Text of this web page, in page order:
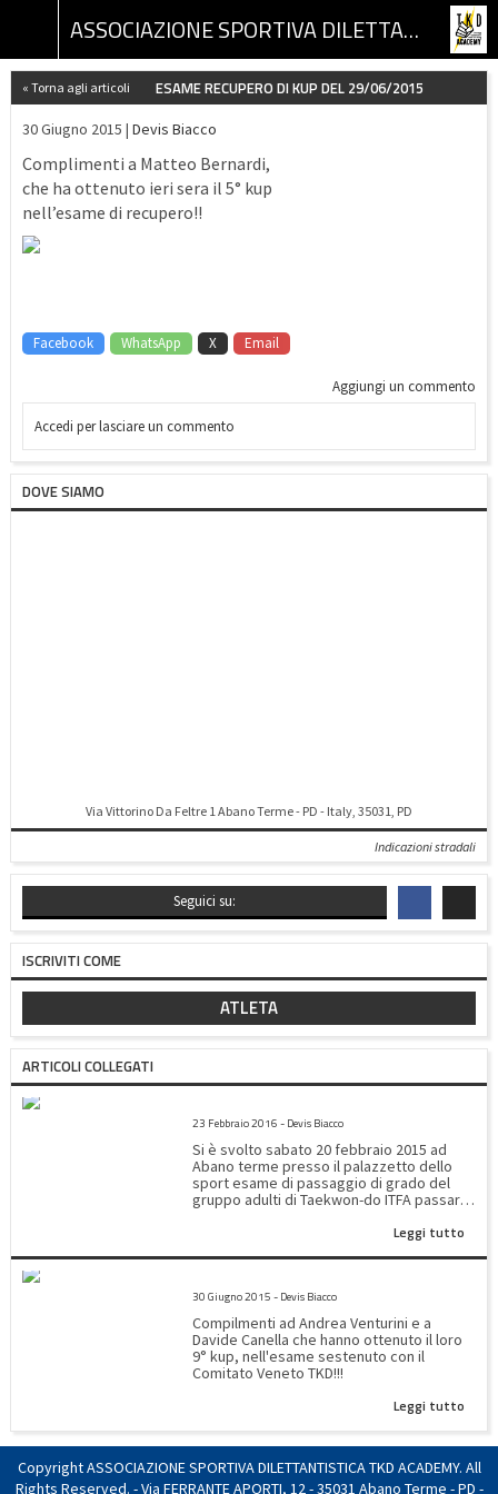
ASSOCIAZIONE SPORTIVA DILETTANTISTICA TKD ACADEMY
« Torna agli articoli ESAME RECUPERO DI KUP DEL 29/06/2015
30 Giugno 2015 | Devis Biacco
Complimenti a Matteo Bernardi,
che ha ottenuto ieri sera il 5° kup
nell’esame di recupero!!
Facebook WhatsApp X Email
Aggiungi un commento
Accedi per lasciare un commento
DOVE SIAMO
Via Vittorino Da Feltre 1 Abano Terme - PD - Italy, 35031, PD
Indicazioni stradali
Seguici su:
ISCRIVITI COME
ATLETA
ARTICOLI COLLEGATI
23 Febbraio 2016 - Devis Biacco
Si è svolto sabato 20 febbraio 2015 ad
Abano terme presso il palazzetto dello
sport esame di passaggio di grado del
gruppo adulti di Taekwon-do ITFA passare
kupDavide Canella 8 kupPiotr Trojanowski
tutti!!!
Leggi tutto
30 Giugno 2015 - Devis Biacco
Compilmenti ad Andrea Venturini e a
Davide Canella che hanno ottenuto il loro
9° kup, nell'esame sestenuto con il
Comitato Veneto TKD!!!
Leggi tutto
Copyright ASSOCIAZIONE SPORTIVA DILETTANTISTICA TKD ACADEMY. All
Rights Reserved. - Via FERRANTE APORTI, 12 - 35031 Abano Terme - PD -